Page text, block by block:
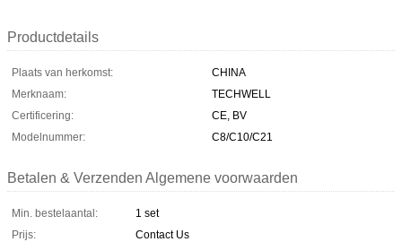
Productdetails
Plaats van herkomst:
CHINA
Merknaam:
TECHWELL
Certificering:
CE, BV
Modelnummer:
C8/C10/C21
Betalen & Verzenden Algemene voorwaarden
Min. bestelaantal:
1 set
Prijs:
Contact Us